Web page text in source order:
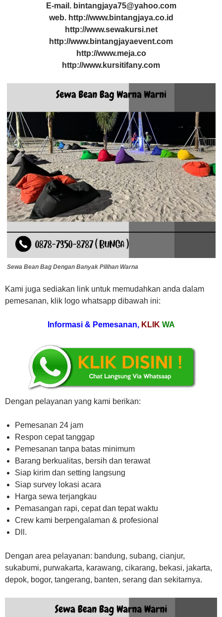
E-mail. bintangjaya75@yahoo.com
web. http://www.bintangjaya.co.id
http://www.sewakursi.net
http://www.bintangjayaevent.com
http://www.meja.co
http://www.kursitifany.com
Sewa Bean Bag Dengan Banyak Pilihan Warna
Kami juga sediakan link untuk memudahkan anda dalam
pemesanan, klik logo whatsapp dibawah ini:
Informasi & Pemesanan, KLIK WA
Dengan pelayanan yang kami berikan:
Pemesanan 24 jam
Respon cepat tanggap
Pemesanan tanpa batas minimum
Barang berkualitas, bersih dan terawat
Siap kirim dan setting langsung
Siap survey lokasi acara
Harga sewa terjangkau
Pemasangan rapi, cepat dan tepat waktu
Crew kami berpengalaman & profesional
Dll.
Dengan area pelayanan: bandung, subang, cianjur,
sukabumi, purwakarta, karawang, cikarang, bekasi, jakarta,
depok, bogor, tangerang, banten, serang dan sekitarnya.